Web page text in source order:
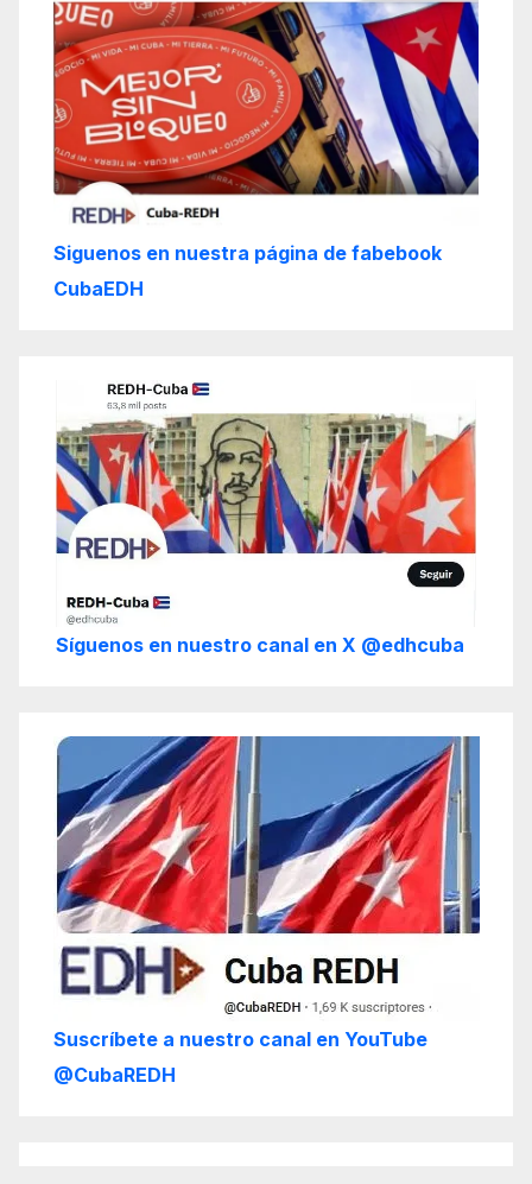
Siguenos en nuestra página de fabebook
CubaEDH
Síguenos en nuestro canal en X @edhcuba
Suscríbete a nuestro canal en YouTube
@CubaREDH